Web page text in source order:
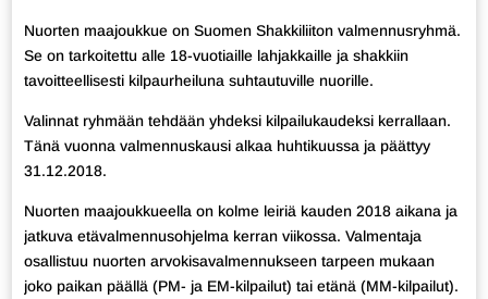
Nuorten maajoukkue on Suomen Shakkiliiton valmennusryhmä.
Se on tarkoitettu alle 18-vuotiaille lahjakkaille ja shakkiin
tavoitteellisesti kilpaurheiluna suhtautuville nuorille.
Valinnat ryhmään tehdään yhdeksi kilpailukaudeksi kerrallaan.
Tänä vuonna valmennuskausi alkaa huhtikuussa ja päättyy
31.12.2018.
Nuorten maajoukkueella on kolme leiriä kauden 2018 aikana ja
jatkuva etävalmennusohjelma kerran viikossa. Valmentaja
osallistuu nuorten arvokisavalmennukseen tarpeen mukaan
joko paikan päällä (PM- ja EM-kilpailut) tai etänä (MM-kilpailut).